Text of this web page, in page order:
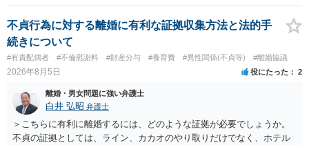
性も認められそうですので、あまり慰謝料は高額にならないように思
われます。 一度、最寄りの弁護士に相談してみてください。
不貞行為に対する離婚に有利な証拠収集方法と法的手
続きについて
#有責配偶者 #不倫慰謝料 #財産分与 #養育費 #異性関係(不貞等) #離婚協議
2026年8月5日 役にたった 2
離婚・男女問題に強い弁護士
白井 弘昭 弁護士
＞こちらに有利に離婚するには、どのような証拠が必要でしょうか。
不貞の証拠としては、ライン、カカオのやり取りだけでなく、ホテル